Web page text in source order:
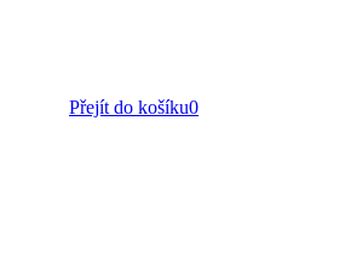
Přejít do košíku0